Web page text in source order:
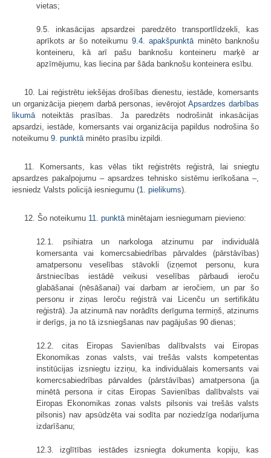
vietas;
9.5. inkasācijas apsardzei paredzēto transportlīdzekli, kas
aprīkots ar šo noteikumu 9.4. apakšpunktā minēto banknošu
konteineru, kā arī pašu banknošu konteineru marķē ar
apzīmējumu, kas liecina par šāda banknošu konteinera esību.
10. Lai reģistrētu iekšējas drošības dienestu, iestāde, komersants
un organizācija pieņem darbā personas, ievērojotApsardzes darbības
likumā noteiktās prasības. Ja paredzēts nodrošināt inkasācijas
apsardzi, iestāde, komersants vai organizācija papildus nodrošina šo
noteikumu 9. punktā minēto prasību izpildi.
11. Komersants, kas vēlas tikt reģistrēts reģistrā, lai sniegtu
apsardzes pakalpojumu – apsardzes tehnisko sistēmu ierīkošana –,
iesniedz Valsts policijā iesniegumu (1. pielikums).
12. Šo noteikumu 11. punktā minētajam iesniegumam pievieno:
12.1. psihiatra un narkologa atzinumu par individuālā
komersanta vai komercsabiedrības pārvaldes (pārstāvības)
amatpersonu veselības stāvokli (izņemot personu, kura
ārstniecības iestādē veikusi veselības pārbaudi ieroču
glabāšanai (nēsāšanai) vai darbam ar ieročiem, un par šo
personu ir ziņas Ieroču reģistrā vai Licenču un sertifikātu
reģistrā). Ja atzinumā nav norādīts derīguma termiņš, atzinums
ir derīgs, ja no tā izsniegšanas nav pagājušas 90 dienas;
12.2. citas Eiropas Savienības dalībvalsts vai Eiropas
Ekonomikas zonas valsts, vai trešās valsts kompetentas
institūcijas izsniegtu izziņu, ka individuālais komersants vai
komercsabiedrības pārvaldes (pārstāvības) amatpersona (ja
minētā persona ir citas Eiropas Savienības dalībvalsts vai
Eiropas Ekonomikas zonas valsts pilsonis vai trešās valsts
pilsonis) nav apsūdzēta vai sodīta par noziedzīga nodarījuma
izdarīšanu;
12.3. izglītības iestādes izsniegta dokumenta kopiju, kas